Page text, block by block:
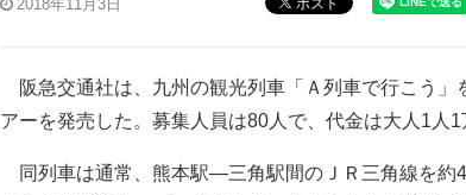
2018年11月3日
阪急交通社は、九州の観光列車「Ａ列車で行こう」
アーを発売した。募集人員は80人で、代金は大人1人1
同列車は通常、熊本駅―三角駅間のＪＲ三角線を約